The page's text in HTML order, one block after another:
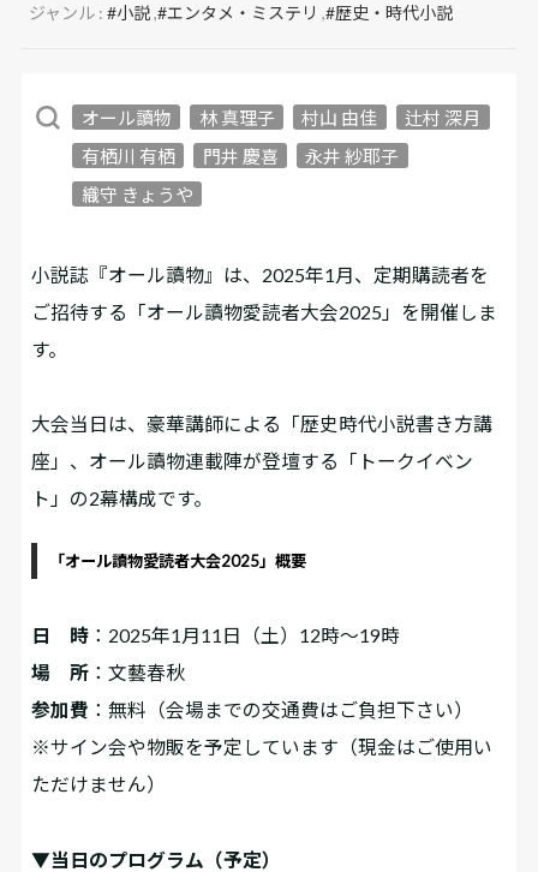
ジャンル :#小説,#エンタメ・ミステリ ,#歴史・時代小説
オール讀物 林 真理子 村山 由佳
辻村 深月
有栖川 有栖
門井 慶喜
永井 紗耶子
織守 きょうや
小説誌『オール讀物』は、2025年1月、定期購読者を
ご招待する「オール讀物愛読者大会2025」を開催しま
す。
大会当日は、豪華講師による「歴史時代小説書き方講
座」、オール讀物連載陣が登壇する「トークイベン
ト」の2幕構成です。
「オール讀物愛読者大会2025」概要
日 時 ：2025年1月11日（土）12時～19時
場 所 ：文藝春秋
参加費 ：無料（会場までの交通費はご負担下さい）
※サイン会や物販を予定しています（現金はご使用い
ただけません）
▼当日のプログラム（予定）